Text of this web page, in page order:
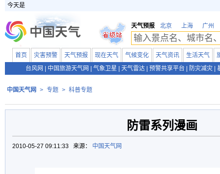
今天是
天气预报 北京 上海 广州
首页 灾害预警 天气预报 现在天气 气候变化 天气资讯 生活天气
台风网
中国旅游天气网 气象卫星 天气雷达 预警共享平台 防灾减灾
中国天气网 > 专题 > 科普专题
防雷系列漫画
2010-05-27 09:11:33 来源： 中国天气网